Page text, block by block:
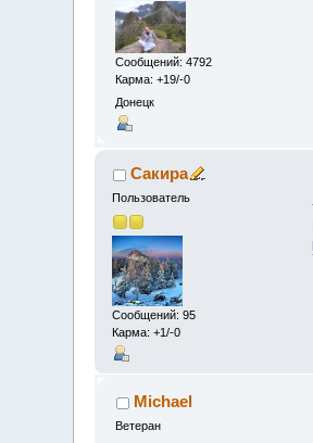
Сообщений: 4792
Карма: +19/-0
Донецк
Сакира
Пользователь
Сообщений: 95
Карма: +1/-0
Michael
Ветеран